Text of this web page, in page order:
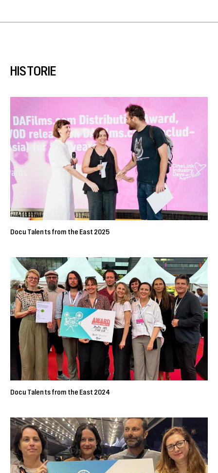
HISTORIE
Docu Talents from the East 2025
Docu Talents from the East 2024